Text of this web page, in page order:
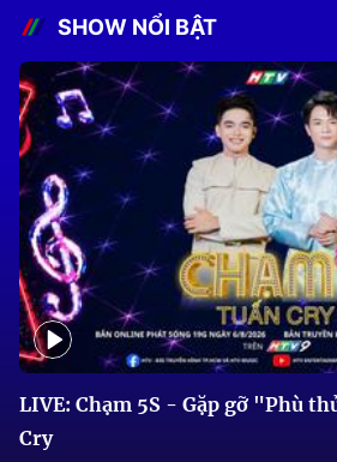
SHOW NỔI BẬT
LIVE: Chạm 5S - Gặp gỡ "Phù
Cry